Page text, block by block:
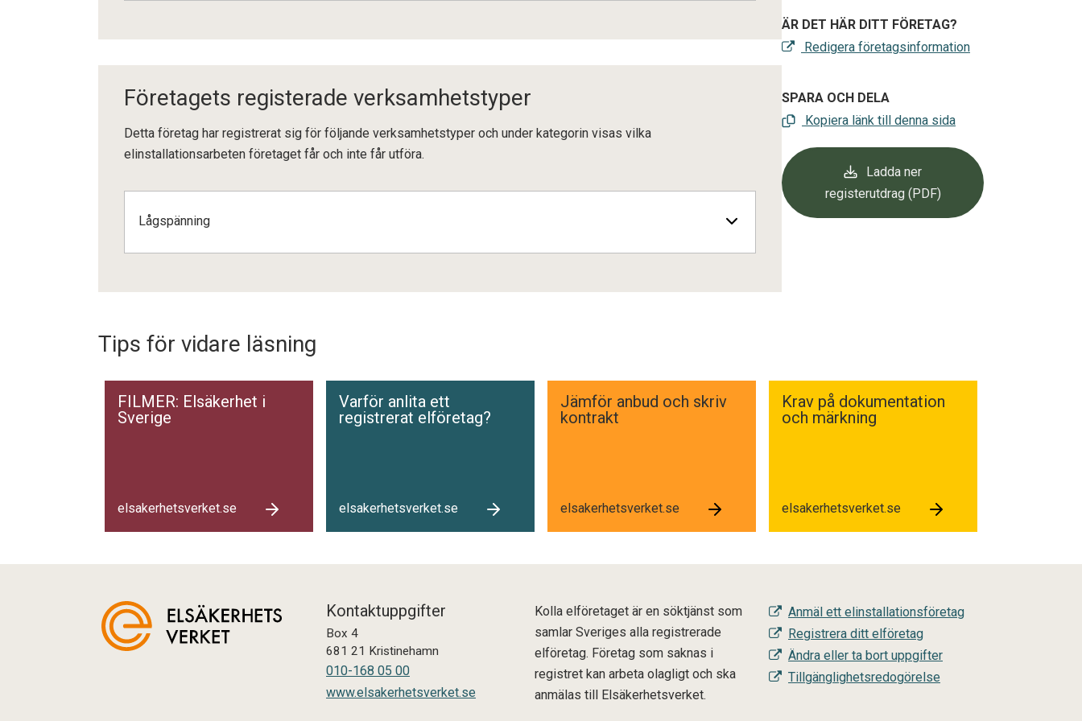
Företagets registerade verksamhetstyper
Detta företag har registrerat sig för följande verksamhetstyper och under kategorin visas vilka
elinstallationsarbeten företaget får och inte får utföra.
Lågspänning
ÄR DET HÄR DITT FÖRETAG?
Redigera företagsinformation
SPARA OCH DELA
Kopiera länk till denna sida
Ladda ner
registerutdrag (PDF)
Tips för vidare läsning
FILMER: Elsäkerhet i
Sverige
elsakerhetsverket.se
Varför anlita ett
registrerat elföretag?
elsakerhetsverket.se
Jämför anbud och skriv
kontrakt
elsakerhetsverket.se
Krav på dokumentation
och märkning
elsakerhetsverket.se
Kontaktuppgifter
Box 4
681 21 Kristinehamn
010-168 05 00
www.elsakerhetsverket.se
Kolla elföretaget är en söktjänst som
samlar Sveriges alla registrerade
elföretag. Företag som saknas i
registret kan arbeta olagligt och ska
anmälas till Elsäkerhetsverket.
Anmäl ett elinstallationsföretag
Registrera ditt elföretag
Ändra eller ta bort uppgifter
Tillgänglighetsredogörelse